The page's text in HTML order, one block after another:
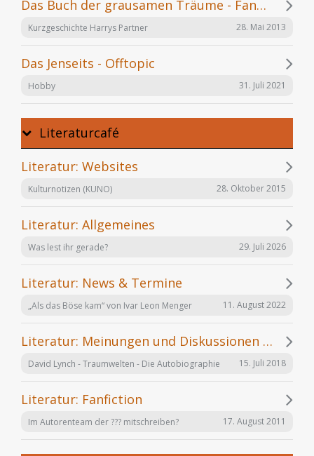
Das Buch der grausamen Träume - Fanfiction
Kurzgeschichte Harrys Partner 28. Mai 2013
Das Jenseits - Offtopic
Hobby 31. Juli 2021
Literaturcafé
Literatur: Websites
Kulturnotizen (KUNO) 28. Oktober 2015
Literatur: Allgemeines
Was lest ihr gerade? 29. Juli 2026
Literatur: News & Termine
„Als das Böse kam“ von Ivar Leon Menger 11. August 2022
Literatur: Meinungen und Diskussionen zu einzelnen Büchern
David Lynch - Traumwelten - Die Autobiographie 15. Juli 2018
Literatur: Fanfiction
Im Autorenteam der ??? mitschreiben? 17. August 2011